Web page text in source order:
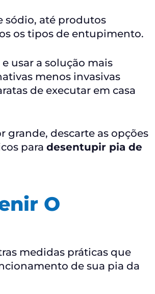
sódio, até produtos
os tipos de entupimento.
usar a solução mais
menos invasivas
de executar em casa
grande, descarte as opções
paradesentupir pia de
O
medidas práticas que
de sua pia da